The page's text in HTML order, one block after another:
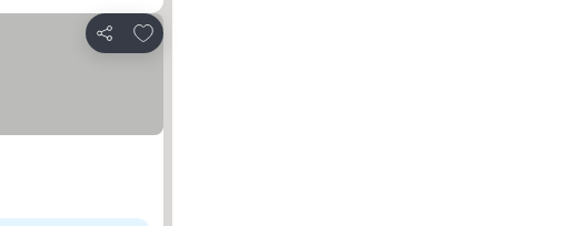
Partilhar
Adicionar aos favoritos